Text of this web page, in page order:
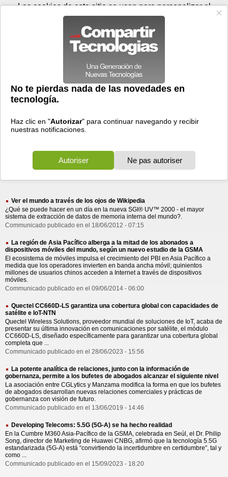
Prensa Videos
> realizar mas conexiones
realizar mas conexiones
248 resultados Ordenar por fecha-Ordenar por pertinencia
Ver el mundo a través de los ojos de Wikipedia
¿Qué se puede hacer en un día en la nueva SGI® UV™ 2000 - el mayor
sistema de extracción de datos de memoria interna del mundo?.
Communicado publicado en el 18/06/2012 - 07:15
La región de Asia Pacífico alberga a la mitad de los abonados a
dispositivos móviles del mundo, según un nuevo estudio de la GSMA
El ecosistema de móviles impulsa el crecimiento del PBI en Asia Pacífico a
medida que los operadores invierten en banda ancha móvil; quinientos
millones de usuarios chinos acceden a Internet a través de dispositivos
móviles.
Communicado publicado en el 09/06/2014 - 06:00
Quectel CC660D-LS garantiza una cobertura global con capacidades de
satélite e IoT-NTN
Quectel Wireless Solutions, proveedor mundial de soluciones de IoT, acaba de
presentar su última innovación en comunicaciones por satélite, el módulo
CC660D-LS, diseñado específicamente para garantizar una cobertura global
completa que ...
Communicado publicado en el 28/06/2023 - 15:56
La potente analítica de relaciones, junto con la información de
gobernanza, permite a los bufetes de abogados alcanzar el siguiente nivel
La asociación entre CGLytics y Manzama modifica la forma en que los bufetes
de abogados desarrollan nuevas relaciones comerciales y prácticas de
gobernanza con visión de futuro.
Communicado publicado en el 13/06/2019 - 14:46
Developing Telecoms: 5.5G (5G-A) se ha hecho realidad
En la Cumbre M360 Asia-Pacífico de la GSMA, celebrada en Seúl, el Dr. Philip
Song, director de Marketing de Huawei CNBG, afirmó que la tecnología 5.5G
estandarizada (5G-A) está “convirtiendo la incertidumbre en certidumbre”, tal y
como ...
Communicado publicado en el 15/09/2023 - 18:20
Jueves 06 de agosto - 06:01 Registrar Conectar
Las cookies de este sitio se usan para personalizar el
contenido y los anuncios, para ofrecer funciones de medios
sociales y para analizar el tráfico. Además, compartimos
información sobre el uso que haga del sitio web con nuestros
partners de medios sociales, de publicidad y de análisis
web.
OK